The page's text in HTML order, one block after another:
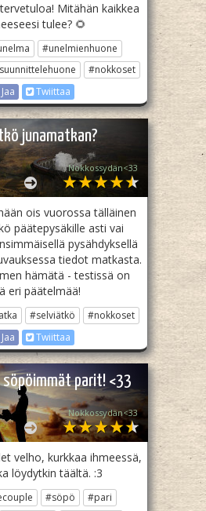
Mitähän kaikkea
tulee? 🌻
#unelmienhuone
#nokkoset
Twiittaa
junamatkan?
Nokkossydän<33
ois vuorossa tälläinen
päätepysäkille asti vai
pysähdyksellä
tiedot matkasta.
hämätä - testissä on
eri päätelmää!
#selviätkö
#nokkoset
Twiittaa
parit! <33
Nokkossydän<33
velho, kurkkaa ihmeessä,
löydytkin täältä. :3
#söpö
#pari